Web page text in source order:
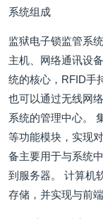
系统组成
监狱电子锁监管系
主机、网络通讯设
统的核心，RFID手
也可以通过无线网
系统的管理中心。
等功能模块，实现
备主要用于与系统
到服务器。 计算机
存储，并实现与前